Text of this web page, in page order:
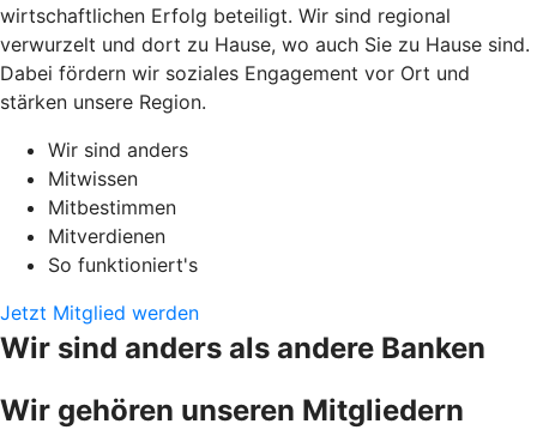
wirtschaftlichen Erfolg beteiligt. Wir sind regional
verwurzelt und dort zu Hause, wo auch Sie zu Hause sind.
Dabei fördern wir soziales Engagement vor Ort und
stärken unsere Region.
Wir sind anders
Mitwissen
Mitbestimmen
Mitverdienen
So funktioniert's
Jetzt Mitglied werden
Wir sind anders als andere Banken
Wir gehören unseren Mitgliedern